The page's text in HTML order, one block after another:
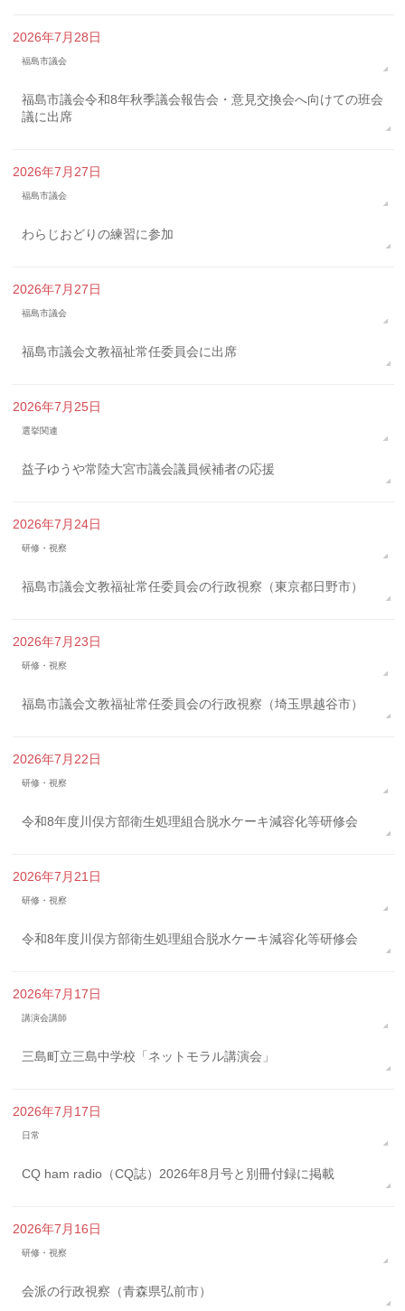
2026年7月28日
福島市議会
福島市議会令和8年秋季議会報告会・意見交換会へ向けての班会
議に出席
2026年7月27日
福島市議会
わらじおどりの練習に参加
2026年7月27日
福島市議会
福島市議会文教福祉常任委員会に出席
2026年7月25日
選挙関連
益子ゆうや常陸大宮市議会議員候補者の応援
2026年7月24日
研修・視察
福島市議会文教福祉常任委員会の行政視察（東京都日野市）
2026年7月23日
研修・視察
福島市議会文教福祉常任委員会の行政視察（埼玉県越谷市）
2026年7月22日
研修・視察
令和8年度川俣方部衛生処理組合脱水ケーキ減容化等研修会
2026年7月21日
研修・視察
令和8年度川俣方部衛生処理組合脱水ケーキ減容化等研修会
2026年7月17日
講演会講師
三島町立三島中学校「ネットモラル講演会」
2026年7月17日
日常
CQ ham radio（CQ誌）2026年8月号と別冊付録に掲載
2026年7月16日
研修・視察
会派の行政視察（青森県弘前市）